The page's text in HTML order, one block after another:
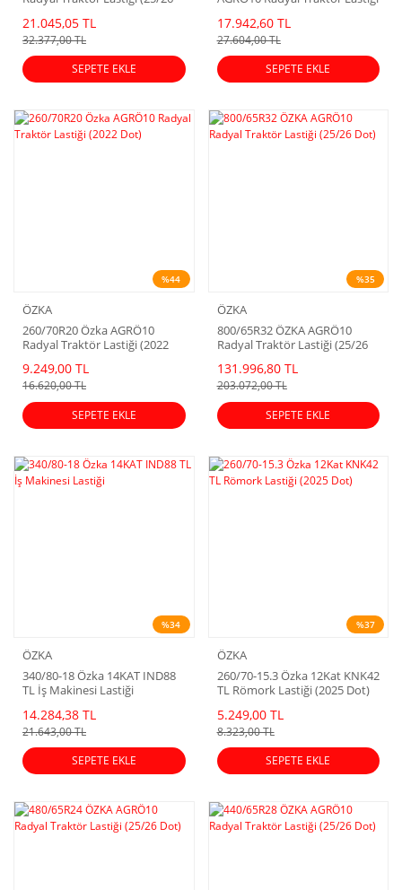
21.045,05 TL
32.377,00 TL
SEPETE EKLE
17.942,60 TL
27.604,00 TL
SEPETE EKLE
%44
ÖZKA
260/70R20 Özka AGRÖ10
Radyal Traktör Lastiği (2022
9.249,00 TL
16.620,00 TL
SEPETE EKLE
%35
ÖZKA
800/65R32 ÖZKA AGRÖ10
Radyal Traktör Lastiği (25/26
131.996,80 TL
203.072,00 TL
SEPETE EKLE
%34
ÖZKA
340/80-18 Özka 14KAT IND88
TL İş Makinesi Lastiği
14.284,38 TL
21.643,00 TL
SEPETE EKLE
%37
ÖZKA
260/70-15.3 Özka 12Kat KNK42
TL Römork Lastiği (2025 Dot)
5.249,00 TL
8.323,00 TL
SEPETE EKLE